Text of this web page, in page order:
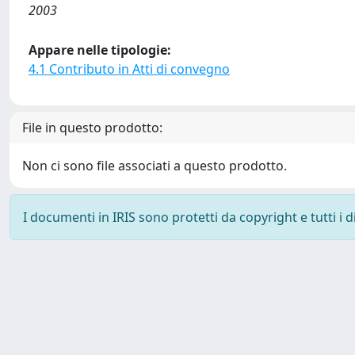
2003
Appare nelle tipologie:
4.1 Contributo in Atti di convegno
File in questo prodotto:
Non ci sono file associati a questo prodotto.
I documenti in IRIS sono protetti da copyright e tutti i